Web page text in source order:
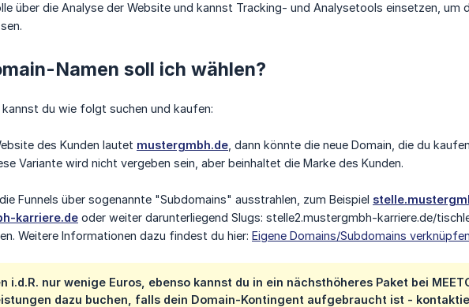
über die Analyse der Website und kannst Tracking- und Analysetools einsetzen, um
Namen soll ich wählen?
kannst du wie folgt suchen und kaufen:
des Kunden lautet mustergmbh.de , dann könnte die neue Domain, die du
Variante wird nicht vergeben sein, aber beinhaltet die Marke des Kunden.
Funnels über sogenannte "Subdomains" ausstrahlen, zum Beispiel
karriere.de oder weiter darunterliegend Slugs: stelle2.mustergmbh-karriere.de/
Weitere Informationen dazu findest du hier: Eigene Domains/Subdomains verknüpfen
i.d.R. nur wenige Euros, ebenso kannst du in ein nächsthöheres Paket bei
dazu buchen, falls dein Domain-Kontingent aufgebraucht ist -